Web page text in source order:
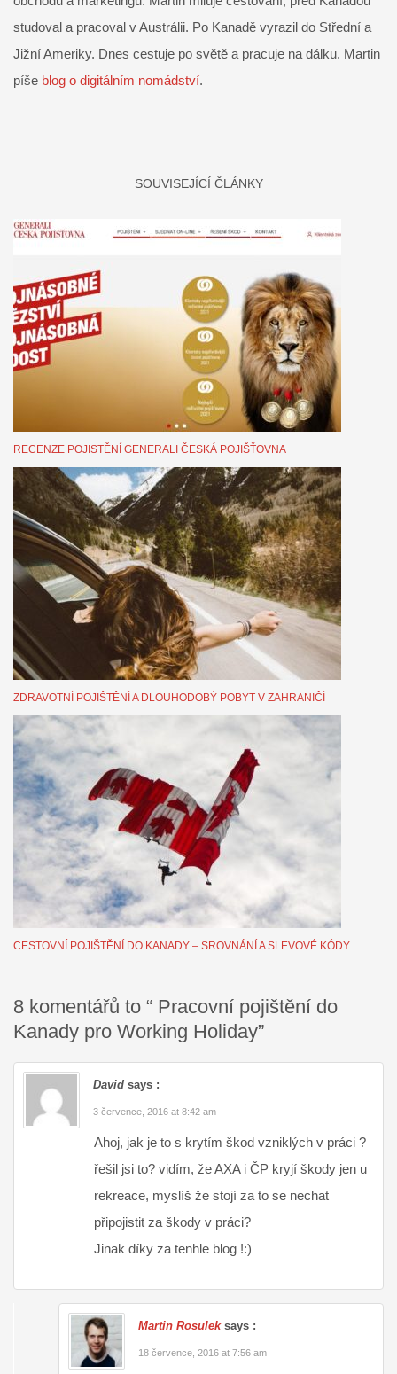
studoval a pracoval v Austrálii. Po Kanadě vyrazil do Střední a
Jižní Ameriky. Dnes cestuje po světě a pracuje na dálku. Martin
píše blog o digitálním nomádství.
SOUVISEJÍCÍ ČLÁNKY
RECENZE POJISTĚNÍ GENERALI ČESKÁ POJIŠŤOVNA
ZDRAVOTNÍ POJIŠTĚNÍ A DLOUHODOBÝ POBYT V ZAHRANIČÍ
CESTOVNÍ POJIŠTĚNÍ DO KANADY – SROVNÁNÍ A SLEVOVÉ KÓDY
8 komentářů to “ Pracovní pojištění do
Kanady pro Working Holiday”
David says :
3 července, 2016 at 8:42 am
Ahoj, jak je to s krytím škod vzniklých v práci ?
řešil jsi to? vidím, že AXA i ČP kryjí škody jen u
rekreace, myslíš že stojí za to se nechat
připojistit za škody v práci?
Jinak díky za tenhle blog !:)
Martin Rosuleksays :
18 července, 2016 at 7:56 am